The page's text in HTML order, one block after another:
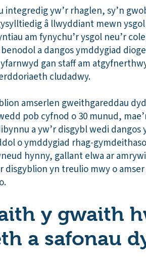
integredig yw’r rhaglen, sy’n
â llwyddiant mewn
am fynychu’r ysgol neu’r
a dangos ymddygiad
gan staff am
cludadwy.
amserlen gweithgareddau
pob cyfnod o 30 munud,
a yw’r disgybl wedi
o ymddygiad rhag-
hynny, gallant elwa ar
disgyblion yn treulio mwy o
y gwaith
a safonau